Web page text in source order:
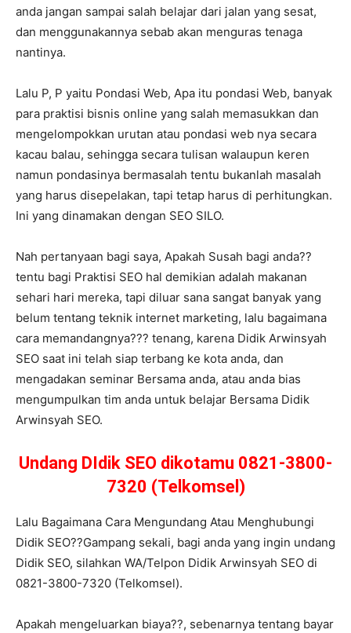
anda jangan sampai salah belajar dari jalan yang sesat,
dan menggunakannya sebab akan menguras tenaga
nantinya.
Lalu P, P yaitu Pondasi Web, Apa itu pondasi Web, banyak
para praktisi bisnis online yang salah memasukkan dan
mengelompokkan urutan atau pondasi web nya secara
kacau balau, sehingga secara tulisan walaupun keren
namun pondasinya bermasalah tentu bukanlah masalah
yang harus disepelakan, tapi tetap harus di perhitungkan.
Ini yang dinamakan dengan SEO SILO.
Nah pertanyaan bagi saya, Apakah Susah bagi anda??
tentu bagi Praktisi SEO hal demikian adalah makanan
sehari hari mereka, tapi diluar sana sangat banyak yang
belum tentang teknik internet marketing, lalu bagaimana
cara memandangnya??? tenang, karena Didik Arwinsyah
SEO saat ini telah siap terbang ke kota anda, dan
mengadakan seminar Bersama anda, atau anda bias
mengumpulkan tim anda untuk belajar Bersama Didik
Arwinsyah SEO.
Undang DIdik SEO dikotamu 0821-3800-
7320 (Telkomsel)
Lalu Bagaimana Cara Mengundang Atau Menghubungi
Didik SEO??Gampang sekali, bagi anda yang ingin undang
Didik SEO, silahkan WA/Telpon Didik Arwinsyah SEO di
0821-3800-7320 (Telkomsel).
Apakah mengeluarkan biaya??, sebenarnya tentang bayar